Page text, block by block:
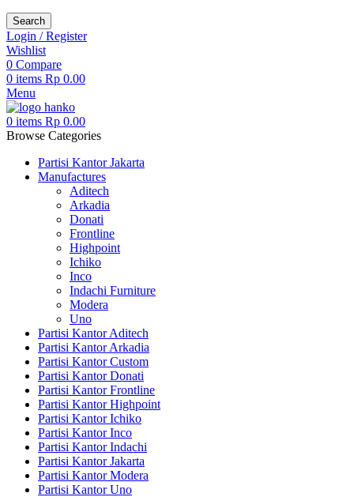
Search
Login / Register
Wishlist
0 Compare
0 items Rp 0.00
Menu
0 items Rp 0.00
Browse Categories
Partisi Kantor Jakarta
Manufactures
Aditech
Arkadia
Donati
Frontline
Highpoint
Ichiko
Inco
Indachi Furniture
Modera
Uno
Partisi Kantor Aditech
Partisi Kantor Arkadia
Partisi Kantor Custom
Partisi Kantor Donati
Partisi Kantor Frontline
Partisi Kantor Highpoint
Partisi Kantor Ichiko
Partisi Kantor Inco
Partisi Kantor Indachi
Partisi Kantor Jakarta
Partisi Kantor Modera
Partisi Kantor Uno